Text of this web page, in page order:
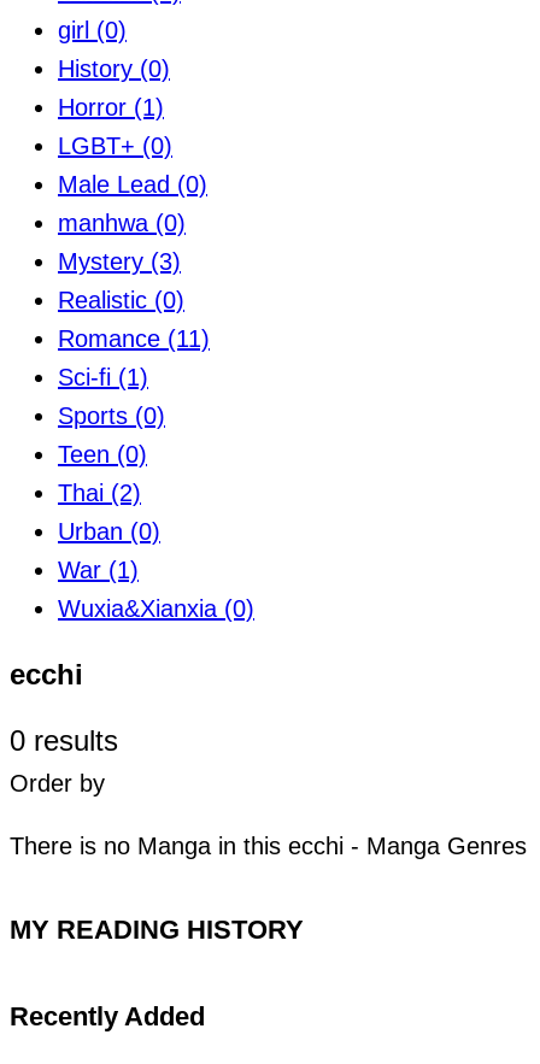
girl (0)
History (0)
Horror (1)
LGBT+ (0)
Male Lead (0)
manhwa (0)
Mystery (3)
Realistic (0)
Romance (11)
Sci-fi (1)
Sports (0)
Teen (0)
Thai (2)
Urban (0)
War (1)
Wuxia&Xianxia (0)
ecchi
0 results
Order by
There is no Manga in this ecchi - Manga Genres
MY READING HISTORY
Recently Added